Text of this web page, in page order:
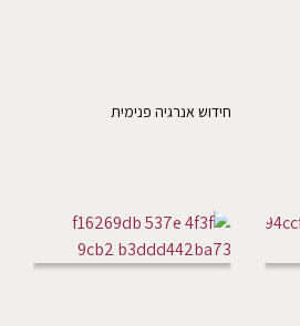
חידוש אנרגיה פנימית